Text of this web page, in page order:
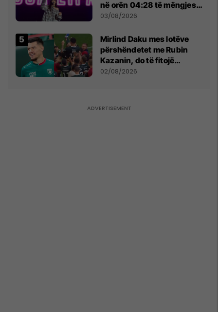
në orën 04:28 të mëngjesit
- dhe bota digjitale serbe
03/08/2026
Mirlind Daku mes lotëve
përshëndetet me Rubin
Kazanin, do të fitojë
miliona te Spartak Moska
02/08/2026